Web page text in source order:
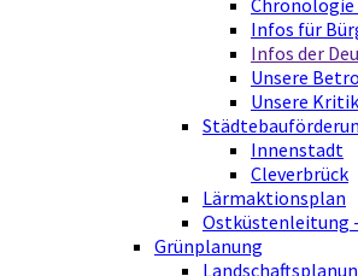
Infos für
Infos der
Unsere
Unsere
Innenstadt
Cleverbrück
Lärmaktionsplan
Ostküstenleitung -
Grünplanung